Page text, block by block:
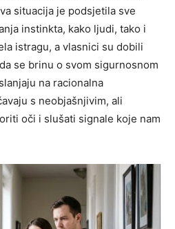
situacija je podsjetila sve
instinkta, kako ljudi, tako i
istragu, a vlasnici su dobili
se brinu o svom sigurnosnom
na racionalna
s neobjašnjivim, ali
oči i slušati signale koje nam